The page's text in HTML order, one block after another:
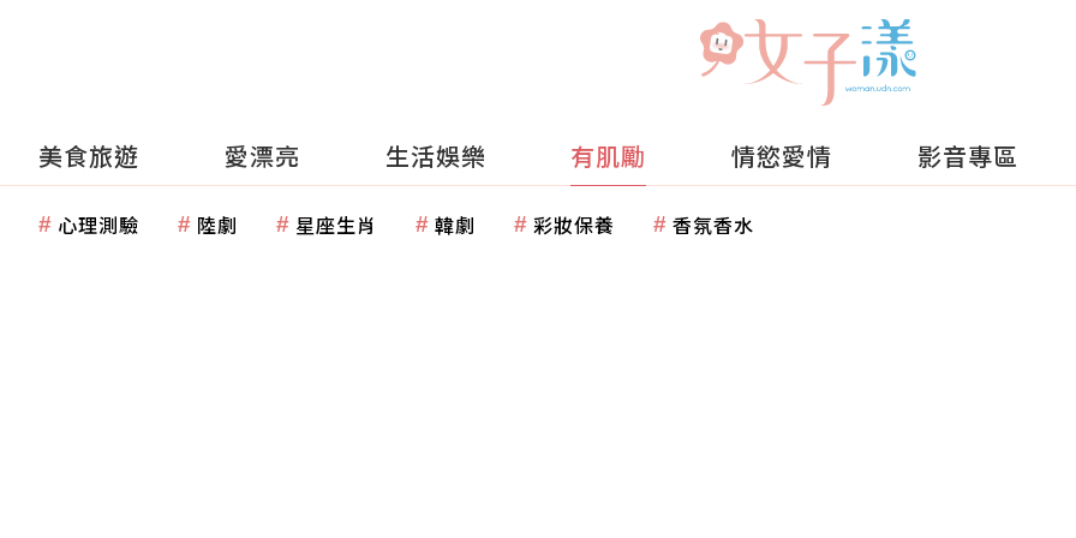
美食旅遊 愛漂亮 生活娛樂 有肌勵 情慾愛情 影音專區
心理測驗 陸劇 星座生肖 韓劇 彩妝保養 香氛香水